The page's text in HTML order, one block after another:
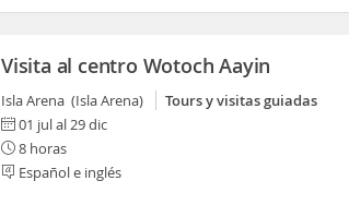
Visita al centro Wotoch Aayin
Isla Arena (Isla Arena)
Tours y visitas guiadas
01 jul al 29 dic
8 horas
Español e inglés